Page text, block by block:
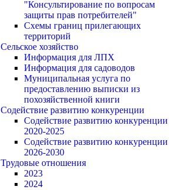
"Консультирование по вопросам
защиты прав потребителей"
Схемы границ прилегающих
территорий
Сельское хозяйство
Информация для ЛПХ
Информация для садоводов
Муниципальная услуга по
предоставлению выписки из
похозяйственной книги
Содействие развитию конкуренции
Содействие развитию конкуренции
2020-2025
Содействие развитию конкуренции
2026-2030
Трудовые отношения
2023
2024